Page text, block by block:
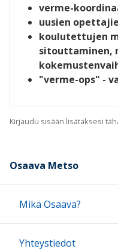
verme-
uusien
koulutettujen
sitouttaminen,
"verme-ops" -
Kirjaudu sisään lisätäksesi
Osaava Metso
Mikä Osaava?
Yhteystiedot